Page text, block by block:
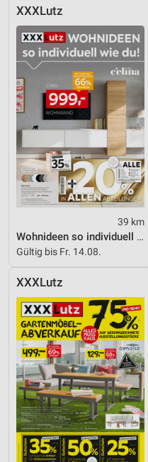
XXXLutz
39 km
Wohnideen so individuell wie du!
Gültig bis Fr. 14.08.
XXXLutz